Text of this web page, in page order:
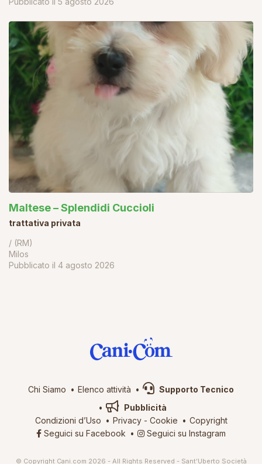
Maltese – Splendidi Cuccioli
trattativa privata
/ (RM)
Milos
Pubblicato il 4 agosto 2026
Chi Siamo Elenco attività
Supporto Tecnico
Pubblicità
Condizioni d’Uso
Privacy- Cookie
Copyright
Seguici su Facebook
Seguici su Instagram
© Copyright Cani.com 2026 - All Rights Reserved - Sant’Uberto Società